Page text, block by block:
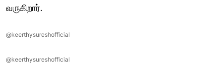
வருகிறார்.
@keerthysureshofficial
@keerthysureshofficial